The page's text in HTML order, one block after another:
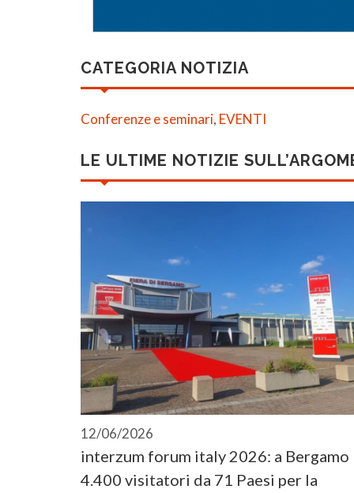
CATEGORIA NOTIZIA
Conferenze e seminari, EVENTI
LE ULTIME NOTIZIE
12/06/2026
interzum forum italy 2026: a Bergamo
4.400 visitatori da 71 Paesi per la